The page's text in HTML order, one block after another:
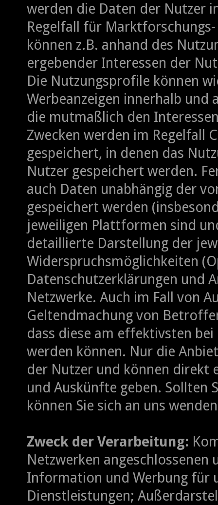
werden die Daten der Nutzer
Regelfall für
können z.B. anhand des
ergebender Interessen der
Die Nutzungsprofile können
Werbeanzeigen innerhalb und
die mutmaßlich den
Zwecken werden im Regelfall
gespeichert, in denen das
Nutzer gespeichert werden.
auch Daten unabhängig der
gespeichert werden
jeweiligen Plattformen sind
detaillierte Darstellung der
Widerspruchsmöglichkeiten
Datenschutzerklärungen und
Netzwerke. Auch im Fall von
Geltendmachung von
dass diese am effektivsten
werden können. Nur die
der Nutzer und können direkt
und Auskünfte geben. Sollten
können Sie sich an uns
Zweck der Verarbeitung:
Netzwerken
Information und Werbung für
Dienstleistungen;